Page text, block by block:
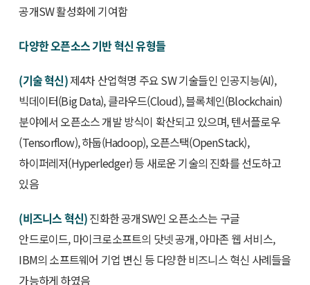
공개SW 활성화에 기여함
다양한 오픈소스 기반 혁신 유형들
(기술 혁신)제4차 산업혁명 주요 SW 기술들인 인공지능(AI),
빅데이터(Big Data), 클라우드(Cloud), 블록체인(Blockchain)
분야에서 오픈소스 개발 방식이 확산되고 있으며, 텐서플로우
(Tensorflow), 하둡(Hadoop), 오픈스택(OpenStack),
하이퍼레저(Hyperledger) 등 새로운 기술의 진화를 선도하고
있음
(비즈니스 혁신)진화한 공개SW인 오픈소스는 구글
안드로이드, 마이크로소프트의 닷넷 공개, 아마존 웹 서비스,
IBM의 소프트웨어 기업 변신 등 다양한 비즈니스 혁신 사례들을
가능하게 하였음